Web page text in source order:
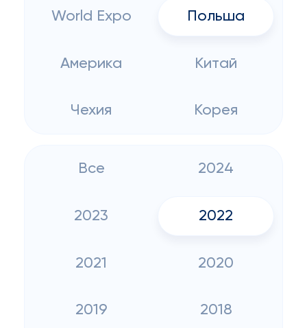
World Expo Польша
Америка Китай
Чехия Корея
Все 2024
2023 2022
2021 2020
2019 2018